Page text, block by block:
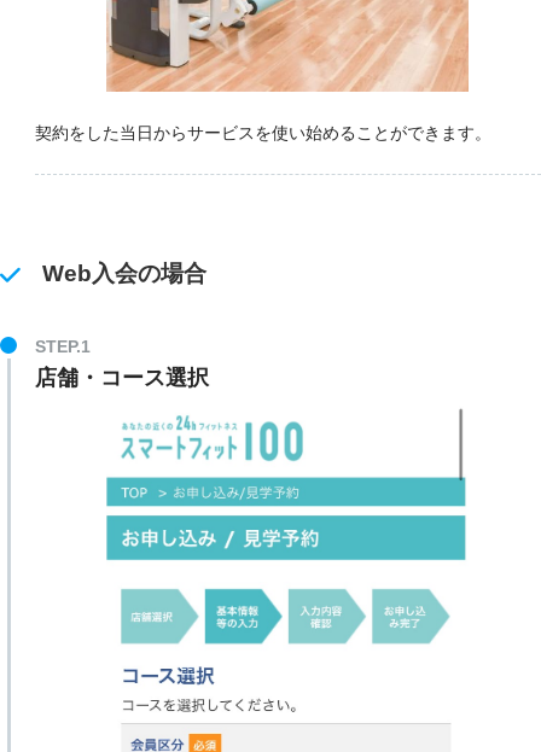
契約をした当日からサービスを使い始めることができます。
Web入会の場合
STEP.1
店舗・コース選択